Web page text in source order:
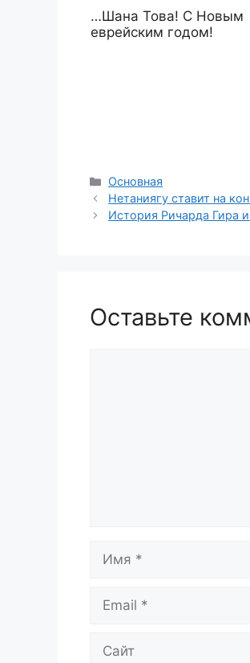
…Шана Това! С Новым
еврейским годом!
Рубрики
Основная
Нетаниягу ставит на
История Ричарда Гира
Оставьте
Имя
Email
Сайт